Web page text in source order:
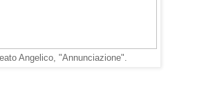
Angelico, "Annunciazione".